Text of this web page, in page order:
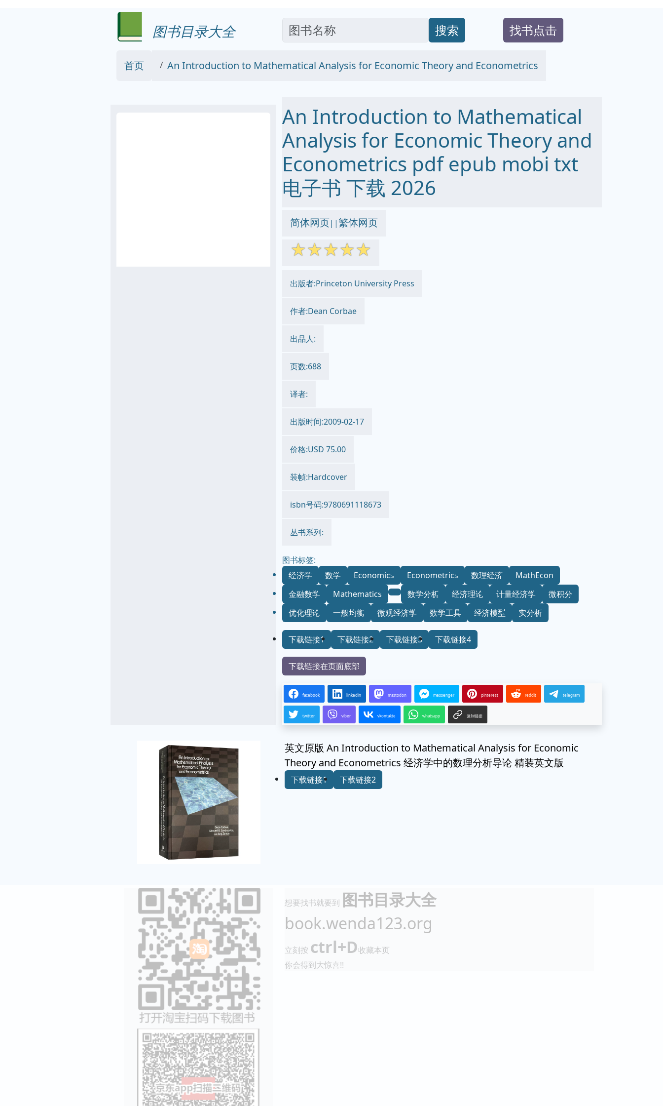
图书目录大全 搜索 找书点击
首页 An Introduction to Mathematical Analysis for Economic Theory and Econometrics
An Introduction to Mathematical
Analysis for Economic Theory and
Econometrics pdf epub mobi txt
电子书 下载 2026
简体网页||繁体网页
☆☆☆☆☆
出版者:Princeton University Press
作者:Dean Corbae
出品人:
页数:688
译者:
出版时间:2009-02-17
价格:USD 75.00
装帧:Hardcover
isbn号码:9780691118673
丛书系列:
图书标签:
经济学
数学 Economics Econometrics 数理经济
MathEcon
金融数学
Mathematics 数学分析 经济理论 计量经济学
微积分
优化理论
一般均衡 微观经济学 数学工具 经济模型 实分析
下载链接1 下载链接2 下载链接3 下载链接4
下载链接在页面底部
facebook linkedin mastodon messenger pinterest reddit telegram
twitter viber vkontakte whatsapp 复制链接
英文原版 An Introduction to Mathematical Analysis for Economic
Theory and Econometrics 经济学中的数理分析导论 精装英文版
下载链接1 下载链接2
想要找书就要到 图书目录大全
book.wenda123.org
立刻按 ctrl+D收藏本页
你会得到大惊喜!!